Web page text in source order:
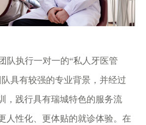
队执行一对一的“私人牙医管
具有较强的专业背景，并经过
，践行具有瑞城特色的服务流
人性化、更体贴的就诊体验。在